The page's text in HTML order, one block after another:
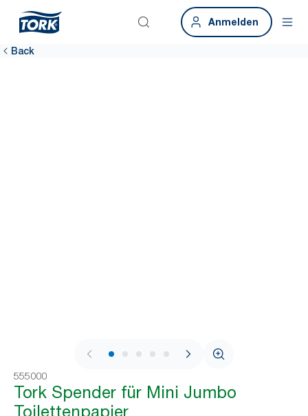
Anmelden
Back
1 / 9
555000
Tork Spender für Mini Jumbo
Toilettenpapier